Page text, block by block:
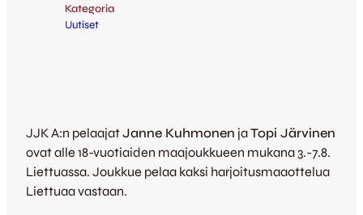
Kategoria
Uutiset
JJK A:n pelaajatJanne Kuhmonen jaTopi Järvinen
ovat alle 18-vuotiaiden maajoukkueen mukana 3.-7.8.
Liettuassa. Joukkue pelaa kaksi harjoitusmaaottelua
Liettuaa vastaan.